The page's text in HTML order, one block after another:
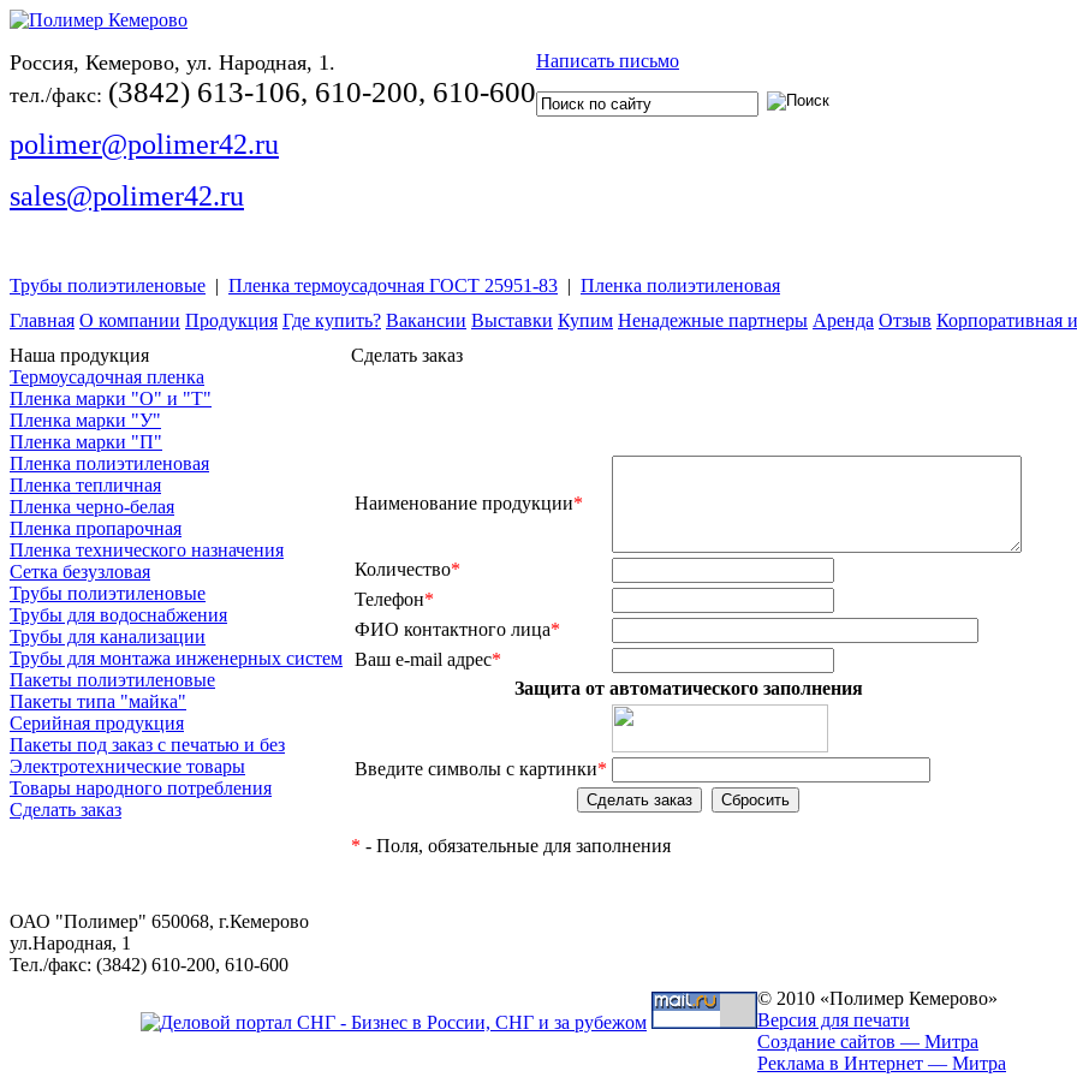
Россия, Кемерово, ул. Народная, 1.
тел./факс: (3842) 613-106, 610-200, 610-600
polimer@polimer42.ru
sales@polimer42.ru
Написать письмо
Трубы полиэтиленовые | Пленка термоусадочная ГОСТ 25951-83 | Пленка полиэтиленовая
Главная О компании Продукция Где купить? Вакансии Выставки Купим Ненадежные партнеры Аренда Отзыв Корпоративная
Наша продукция
Термоусадочная пленка
Пленка марки "О" и "Т"
Пленка марки "У"
Пленка марки "П"
Пленка полиэтиленовая
Пленка тепличная
Пленка черно-белая
Пленка пропарочная
Пленка технического назначения
Сетка безузловая
Трубы полиэтиленовые
Трубы для водоснабжения
Трубы для канализации
Трубы для монтажа инженерных систем
Пакеты полиэтиленовые
Пакеты типа "майка"
Серийная продукция
Пакеты под заказ с печатью и без
Электротехнические товары
Товары народного потребления
Сделать заказ
Сделать заказ
Наименование продукции*
Количество*
Телефон*
ФИО контактного лица*
Ваш e-mail адрес*
Защита от автоматического заполнения
Введите символы с картинки*
* - Поля, обязательные для заполнения
ОАО "Полимер" 650068, г.Кемерово
ул.Народная, 1
Тел./факс: (3842) 610-200, 610-600
© 2010 «Полимер Кемерово»
Версия для печати
Создание сайтов — Митра
Реклама в Интернет — Митра